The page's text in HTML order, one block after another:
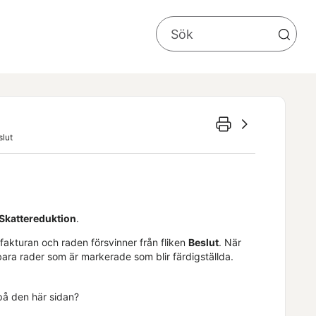
.
och raden försvinner från fliken Beslut. När
rader som är markerade som blir färdigställda.
den här sidan?